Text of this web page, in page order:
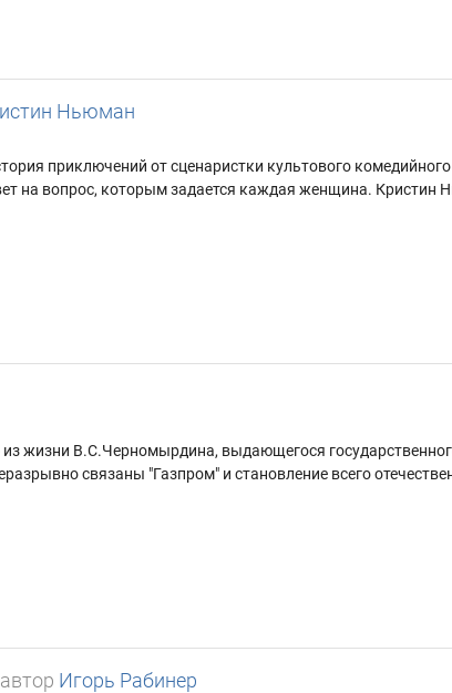
Ньюман
приключений от сценаристки культового
на вопрос, которым задается каждая женщина. Кристин
жизни В.С.Черномырдина, выдающегося
связаны "Газпром" и становление всего
автор Игорь Рабинер